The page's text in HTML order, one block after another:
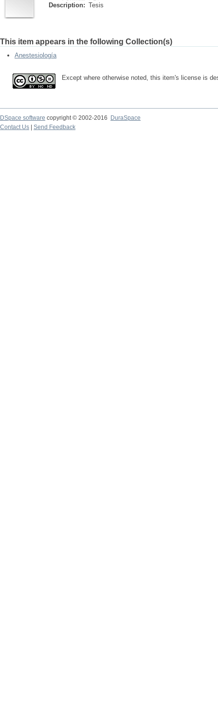
Description: Tesis
This item appears in the following Collection(s)
Anestesiología
Except where otherwise noted, this item's license is
DSpace software copyright © 2002-2016
DuraSpace
Contact Us
Send Feedback